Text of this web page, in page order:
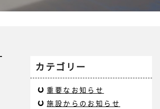
カテゴリー
重要なお知らせ
施設からのお知らせ